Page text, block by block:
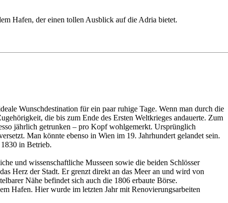
Hafen, der einen tollen Ausblick auf die Adria bietet.
Wunschdestination für ein paar ruhige Tage. Wenn man durch die
die bis zum Ende des Ersten Weltkrieges andauerte. Zum
jährlich getrunken – pro Kopf wohlgemerkt. Ursprünglich
Man könnte ebenso in Wien im 19. Jahrhundert gelandet sein.
1830 in Betrieb.
und wissenschaftliche Musseen sowie die beiden Schlösser
Herz der Stadt. Er grenzt direkt an das Meer an und wird von
Nähe befindet sich auch die 1806 erbaute Börse.
Hafen. Hier wurde im letzten Jahr mit Renovierungsarbeiten